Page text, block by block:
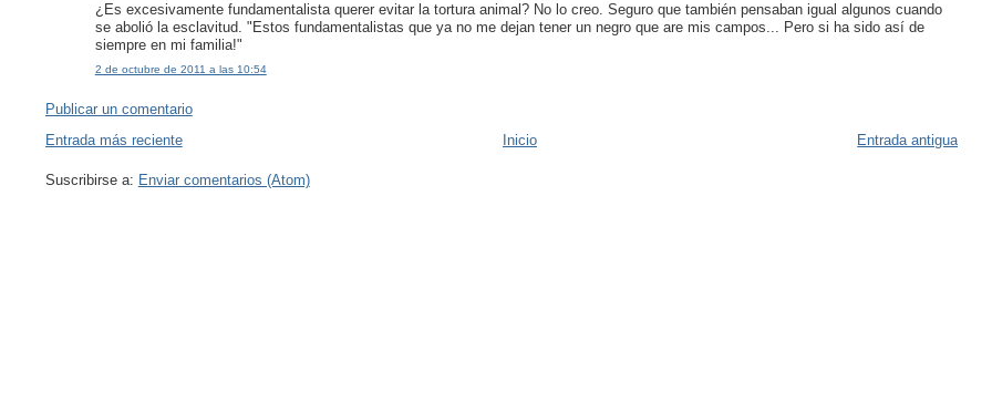
¿Es excesivamente fundamentalista querer evitar la tortura animal? No lo creo. Seguro que también pensaban igual algunos cuando
se abolió la esclavitud. "Estos fundamentalistas que ya no me dejan tener un negro que are mis campos... Pero si ha sido así de
siempre en mi familia!"
2 de octubre de 2011 a las 10:54
Publicar un comentario
Entrada más reciente
Entrada antigua
Inicio
Suscribirse a: Enviar comentarios (Atom)